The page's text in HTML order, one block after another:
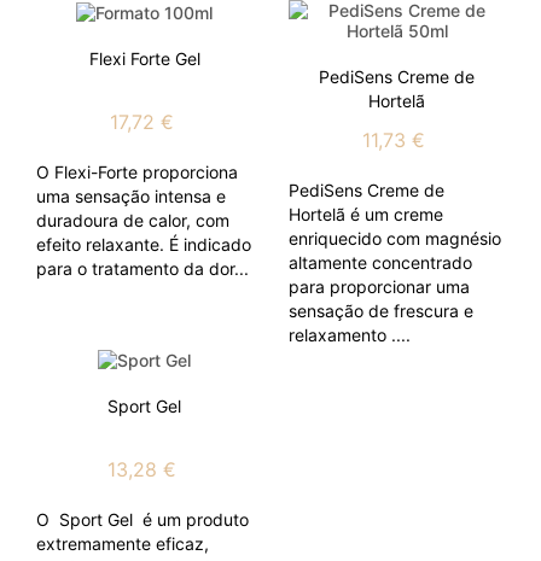
Flexi Forte Gel
17,72 €
O Flexi-Forte proporciona
uma sensação intensa e
duradoura de calor, com
efeito relaxante. É indicado
para o tratamento da dor...
PediSens Creme de
Hortelã
11,73 €
PediSens Creme de
Hortelã é um creme
enriquecido com magnésio
altamente concentrado
para proporcionar uma
sensação de frescura e
relaxamento ....
Sport Gel
13,28 €
O Sport Gel é um produto
extremamente eficaz,